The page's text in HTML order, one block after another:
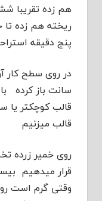
هم زده تقریبا
ریخته هم زده
پنج دقیقه
در روی سطح کار
سانت باز کرده
قالب کوچکتر
قالب میزنیم
قرار میدهیم
وقتی گرم است